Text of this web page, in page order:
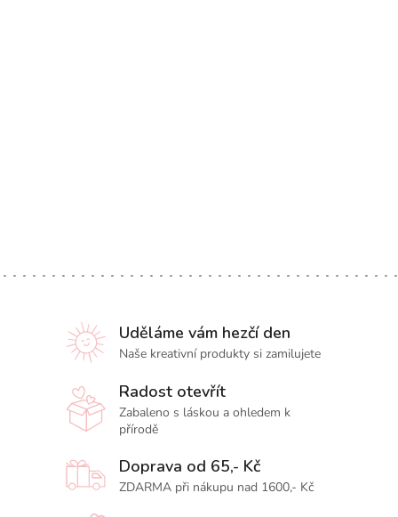
Uděláme vám hezčí den
Naše kreativní produkty si zamilujete
Radost otevřít
Zabaleno s láskou a ohledem k
přírodě
Doprava od 65,- Kč
ZDARMA při nákupu nad 1600,- Kč